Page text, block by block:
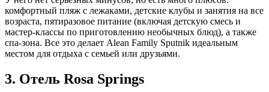
комфортный пляж с лежаками, детские клубы и занятия на все
возраста, пятиразовое питание (включая детскую смесь и
мастер-классы по приготовлению необычных блюд), а также
спа-зона. Все это делает Alean Family Sputnik идеальным
местом для отдыха с семьей или друзьями.
3. Отель Rosa Springs